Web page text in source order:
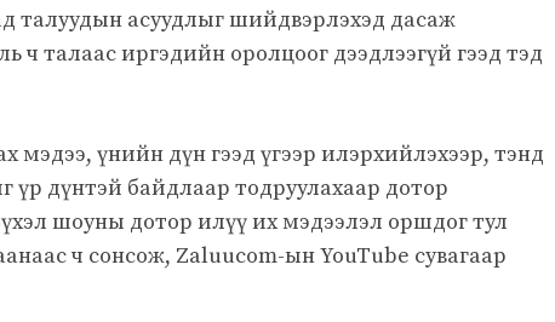
талуудын асуудлыг шийдвэрлэхэд дасаж
ч талаас иргэдийн оролцоог дээдлээгүй гээд тэд
мэдээ, үнийн дүн гээд үгээр илэрхийлэхээр, тэнд
үр дүнтэй байдлаар тодруулахаар дотор
шоуны дотор илүү их мэдээлэл оршдог тул
ч сонсож, Zaluucom-ын YouTube сувагаар